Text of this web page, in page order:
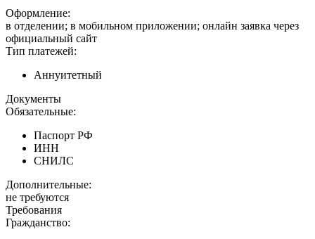
Оформление:
в отделении; в мобильном приложении; онлайн заявка через
официальный сайт
Тип платежей:
Аннуитетный
Документы
Обязательные:
Паспорт РФ
ИНН
СНИЛС
Дополнительные:
не требуются
Требования
Гражданство: